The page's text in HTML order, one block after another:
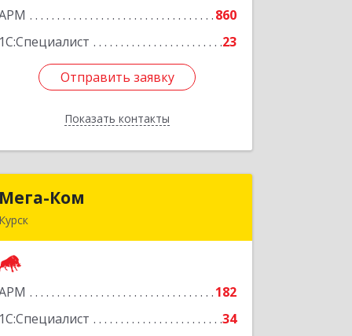
860
1С:Специалист
23
Отправить заявку
Показать контакты
Подробнее
Отправить заявку
Назад
Мега-Ком
Курск
182
1С:Специалист
34
Подробнее